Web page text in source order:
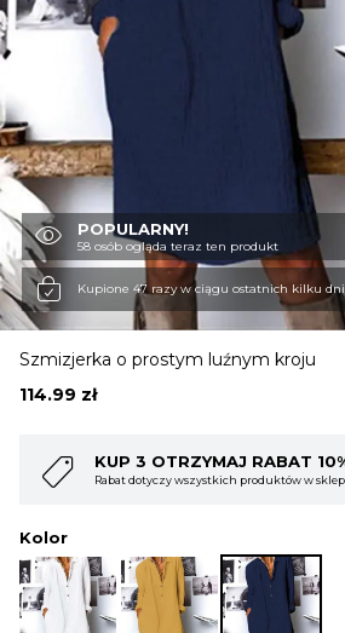
STROJE KĄPIELOWE
BLUZKI
OBUWIE
BIELIZNA
SWETRY
OKRYCIA WIERZCHNIE
POPULARNY!
58 osób ogląda teraz ten produkt
Kupione 47 razy w ciągu ostatnich kilku dni
Szmizjerka o prostym luźnym kroju
114.99 zł
10%
w sklepie i obejmuje cały koszyk Rabat
Kolor